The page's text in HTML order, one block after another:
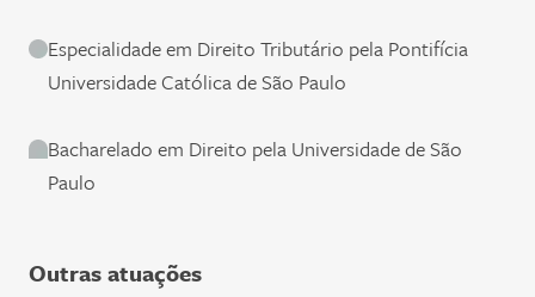
Especialidade em Direito Tributário pela Pontifícia
Universidade Católica de São Paulo
Bacharelado em Direito pela Universidade de São
Paulo
Outras atuações